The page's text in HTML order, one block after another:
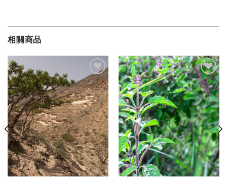
相關商品
加入
願望
清單
加入
願望
清單